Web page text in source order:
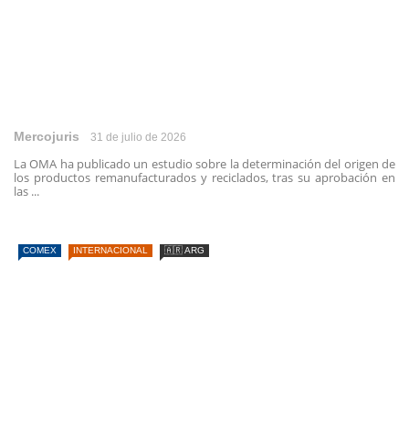
Mercojuris 31 de julio de 2026
La OMA ha publicado un estudio sobre la determinación del origen de
los productos remanufacturados y reciclados, tras su aprobación en
las ...
COMEX INTERNACIONAL 🇦🇷 ARG